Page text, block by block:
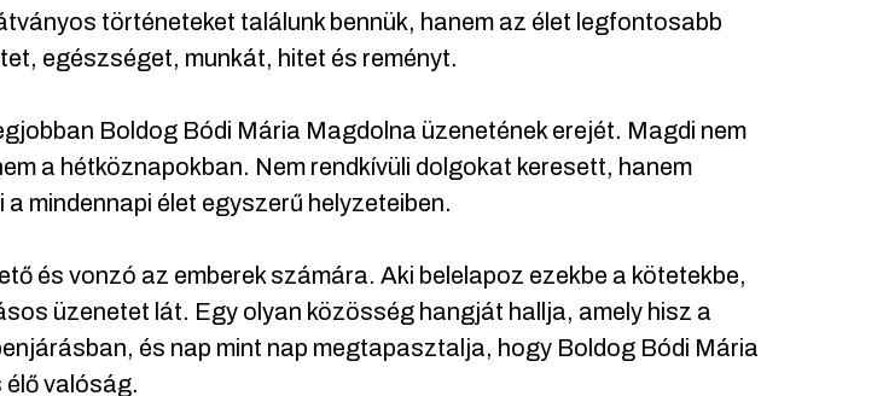
történeteket találunk bennük, hanem az élet legfontosabb
egészséget, munkát, hitet és reményt.
Boldog Bódi Mária Magdolna üzenetének erejét. Magdi nem
a hétköznapokban. Nem rendkívüli dolgokat keresett, hanem
mindennapi élet egyszerű helyzeteiben.
és vonzó az emberek számára. Aki belelapoz ezekbe a kötetekbe,
üzenetet lát. Egy olyan közösség hangját hallja, amely hisz a
és nap mint nap megtapasztalja, hogy Boldog Bódi Mária
valóság.